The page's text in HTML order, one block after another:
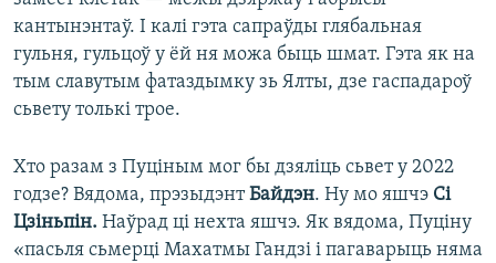
кантынэнтаў. І калі гэта сапраўды глябальная
гульня, гульцоў у ёй ня можа быць шмат. Гэта як на
тым славутым фатаздымку зь Ялты, дзе гаспадароў
сьвету толькі трое.
Хто разам з Пуціным мог бы дзяліць сьвет у 2022
годзе? Вядома, прэзыдэнтБайдэн. Ну мо яшчэ Сі
Цзіньпін. Наўрад ці нехта яшчэ. Як вядома, Пуціну
«пасьля сьмерці Махатмы Гандзі і пагаварыць няма